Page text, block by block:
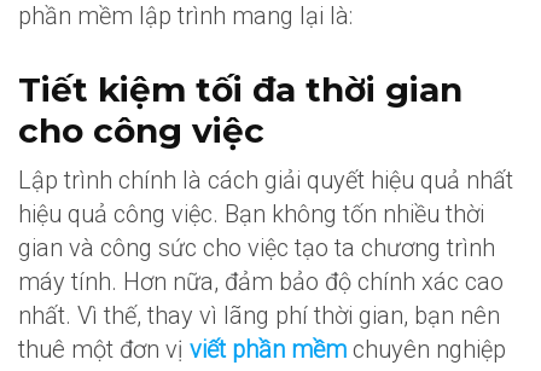
phần mềm lập trình mang lại là:
Tiết kiệm tối đa thời gian
cho công việc
Lập trình chính là cách giải quyết hiệu quả nhất
hiệu quả công việc. Bạn không tốn nhiều thời
gian và công sức cho việc tạo ta chương trình
máy tính. Hơn nữa, đảm bảo độ chính xác cao
nhất. Vì thế, thay vì lãng phí thời gian, bạn nên
thuê một đơn vị viết phần mềm chuyên nghiệp